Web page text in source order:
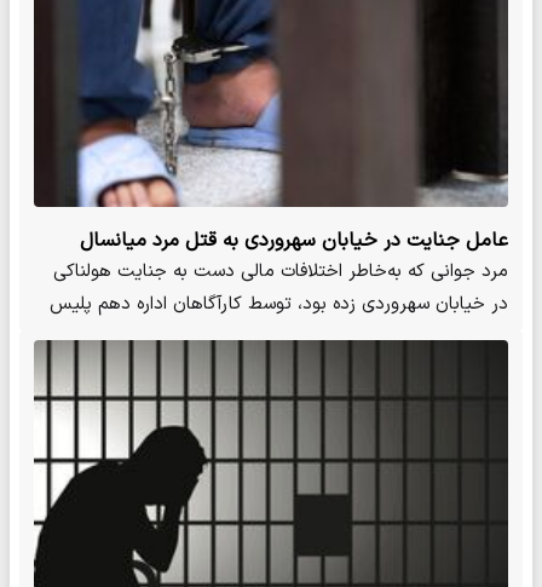
عامل جنایت در خیابان سهروردی به قتل مرد میانسال
اعتراف کرد
مرد جوانی که به‌خاطر اختلافات مالی دست به جنایت هولناکی
در خیابان سهروردی زده بود، توسط کارآگاهان اداره دهم پلیس
آگاهی…